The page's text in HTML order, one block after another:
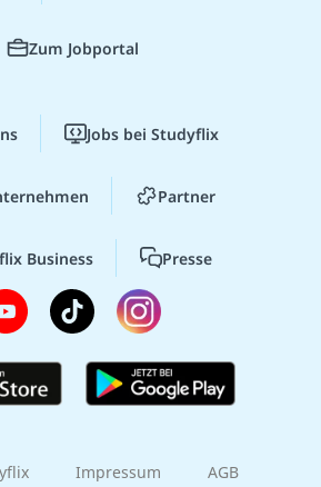
Zum Jobportal
Jobs bei Studyflix
Partner
Business Presse
Impressum AGB